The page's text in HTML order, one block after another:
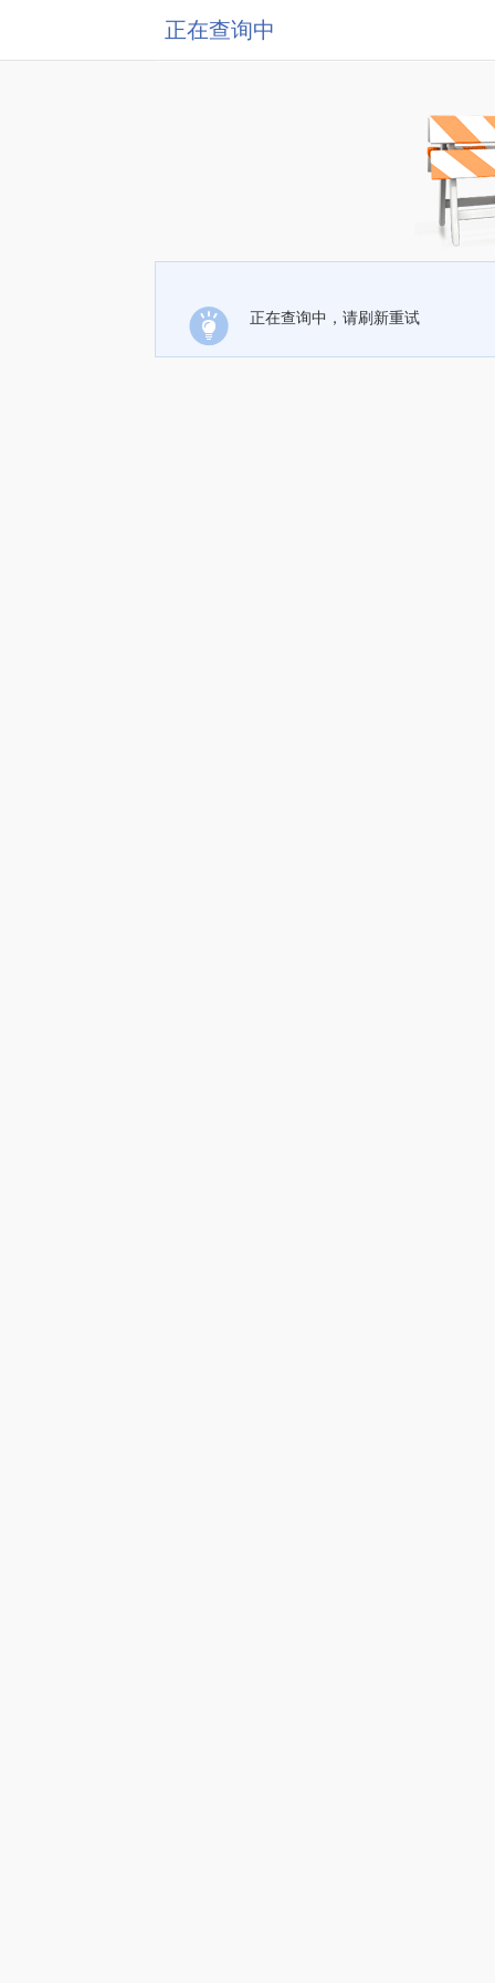
正在查询中
正在查询中，请刷新重试